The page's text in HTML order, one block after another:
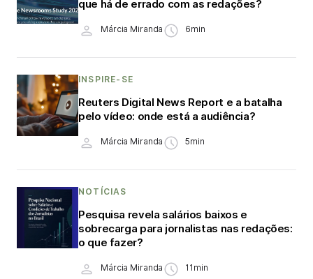
que há de errado com as redações?
Márcia Miranda 6min
INSPIRE-SE
Reuters Digital News Report e a batalha
pelo vídeo: onde está a audiência?
Márcia Miranda 5min
NOTÍCIAS
Pesquisa revela salários baixos e
sobrecarga para jornalistas nas redações:
o que fazer?
Márcia Miranda 11min